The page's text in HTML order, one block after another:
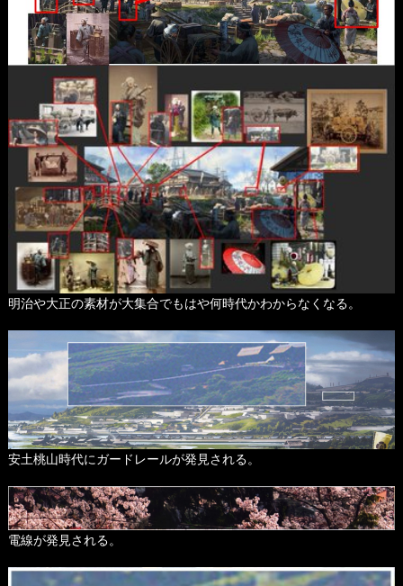
明治や大正の素材が大集合でもはや何時代かわからなくなる。
安土桃山時代にガードレールが発見される。
電線が発見される。